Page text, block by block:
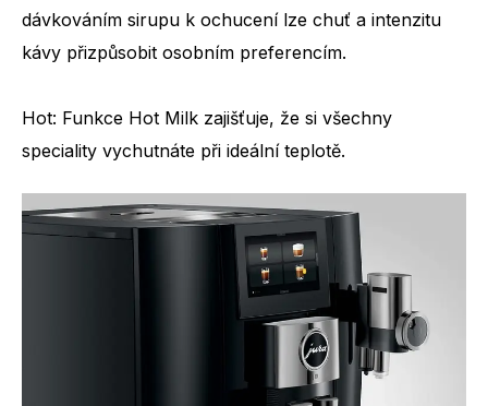
Počet specialit 42
dávkováním sirupu k ochucení lze chuť a intenzitu
kávy přizpůsobit osobním preferencím.
Hot: Funkce Hot Milk zajišťuje, že si všechny
speciality vychutnáte při ideální teplotě.